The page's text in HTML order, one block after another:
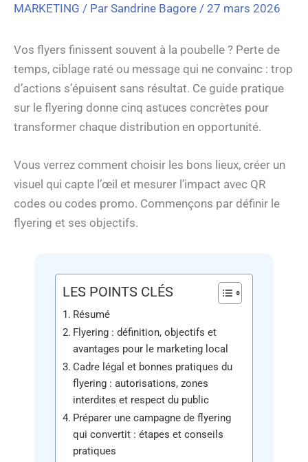
MARKETING / Par Sandrine Bagore / 27 mars 2026
Vos flyers finissent souvent à la poubelle ? Perte de
temps, ciblage raté ou message qui ne convainc : trop
d’actions s’épuisent sans résultat. Ce guide pratique
sur le flyering donne cinq astuces concrètes pour
transformer chaque distribution en opportunité.
Vous verrez comment choisir les bons lieux, créer un
visuel qui capte l’œil et mesurer l’impact avec QR
codes ou codes promo. Commençons par définir le
flyering et ses objectifs.
LES POINTS CLÉS
Résumé
Flyering : définition, objectifs et
avantages pour le marketing local
Cadre légal et bonnes pratiques du
flyering : autorisations, zones
interdites et respect du public
Préparer une campagne de flyering
qui convertit : étapes et conseils
pratiques